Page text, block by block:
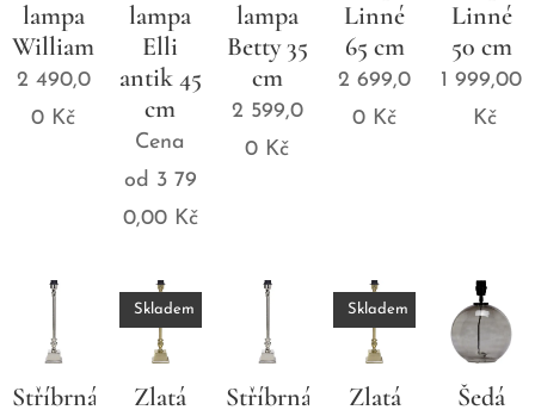
lampa
William
2 490,0
0 Kč
lampa
Elli
antik 45
cm
Cena
od 3 79
0,00Kč
lampa
Betty 35
cm
2 599,0
0 Kč
Linné
65 cm
2 699,0
0 Kč
Linné
50 cm
1 999,00
Kč
Stříbrná
Zlatá
Skladem
Stříbrná
Zlatá
Skladem
Šedá